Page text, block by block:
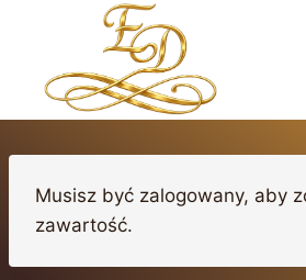
Musisz być zalogowany, aby
zawartość.